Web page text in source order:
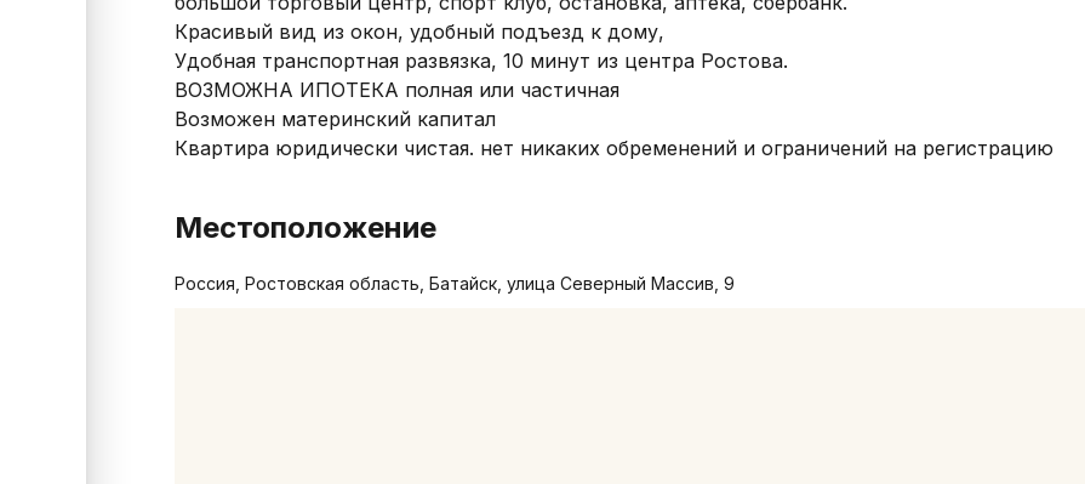
Красивый вид из окон, удобный подъезд к дому,
Удобная транспортная развязка, 10 минут из центра Ростова.
ВОЗМОЖНА ИПОТЕКА полная или частичная
Возможен материнский капитал
Квартира юридически чистая. нет никаких обременений и ограничений на регистрацию
Местоположение
Россия, Ростовская область, Батайск, улица Северный Массив, 9